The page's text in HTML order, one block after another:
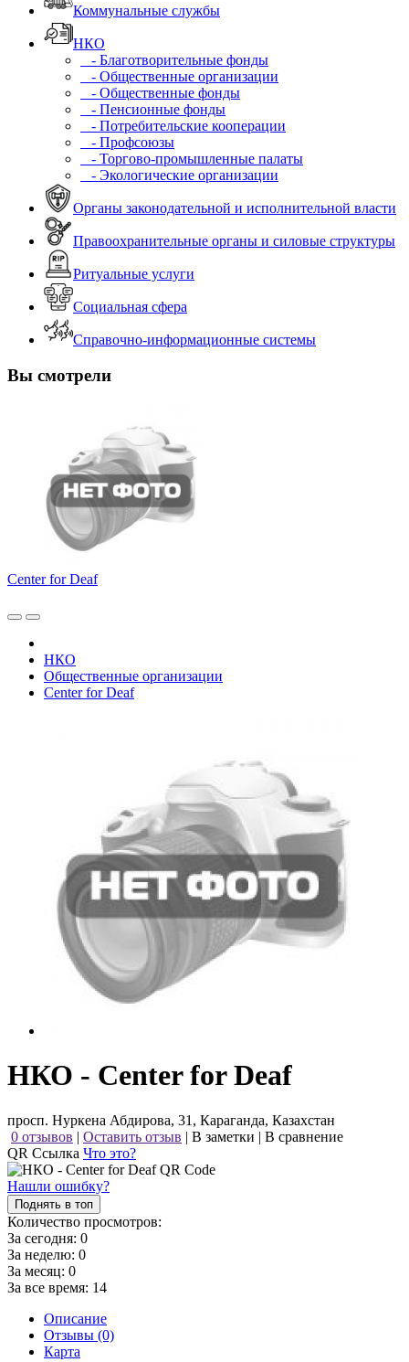
Коммунальные службы
НКО
- Благотворительные фонды
- Общественные организации
- Общественные фонды
- Пенсионные фонды
- Потребительские кооперации
- Профсоюзы
- Торгово-промышленные палаты
- Экологические организации
Органы законодательной и исполнительной власти
Правоохранительные органы и силовые структуры
Ритуальные услуги
Социальная сфера
Справочно-информационные системы
Вы смотрели
Center for Deaf
НКО
Общественные организации
Center for Deaf
НКО - Center for Deaf
просп. Нуркена Абдирова, 31, Караганда, Казахстан
0 отзывов | Оставить отзыв | В заметки | В сравнение
QR Ссылка Что это?
Нашли ошибку?
Поднять в топ
Количество просмотров:
За сегодня: 0
За неделю: 0
За месяц: 0
За все время: 14
Описание
Отзывы (0)
Карта